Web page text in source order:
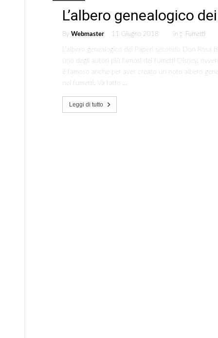
L’albero genealogico
By Webmaster 11 Giugno 2018 in : Fumetti
L’albero genealogico dei Paperi secondo Don
uno degli autori più famosi dei fumetti Disney,
è famoso anche per aver creato un noto albero
nei fumetti. Va fatto …
Leggi di tutto